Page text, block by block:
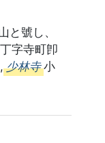
と號し、
字寺町卽
少林寺 小